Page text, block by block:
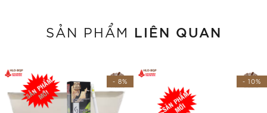
SẢN PHẨM LIÊN QUAN
- 8% - 10%